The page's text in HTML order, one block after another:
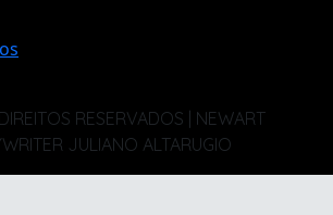
RESERVADOS | NEWART
JULIANO ALTARUGIO